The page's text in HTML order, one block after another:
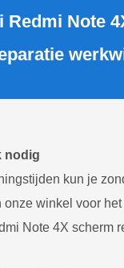
Redmi Note
nodig
kun je
onze winkel voor
Note 4X scherm